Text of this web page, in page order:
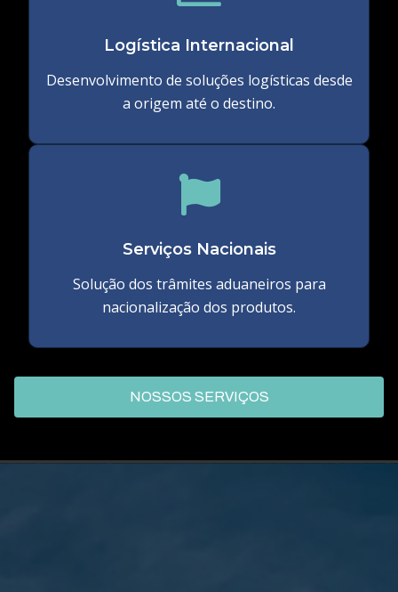
Logística Internacional
Desenvolvimento de soluções logísticas desde
a origem até o destino.
Serviços Nacionais
Solução dos trâmites aduaneiros para
nacionalização dos produtos.
NOSSOS SERVIÇOS